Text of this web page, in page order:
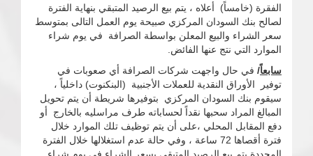
الفقرة (خامساً) أعلاه ، يتم بيع الرصيد المتبقي بنهاية الفترة
لصالح بنك السودان المركزي صبيحة يوم العمل التالى بمتوسط
سعر الشراء والبيع المعلن بواسطة الصرافة في يوم شراء
الموارد التي نتج عنها الفائض.
سابعاً/ في حال واجهت شركات الصرافة أي صعوبات في
توفير الأوراق النقدية للعملات الأجنبية (البنكنوت) داخلياً ،
سيقوم بنك السودان المركزي بتوفيرها شريطة أن يتم تحويل
المبالغ المراد سحبها نقداً لحساباته طرف مراسليه بالخارج أو
دفع المقابل المحلي ،على أن يتم توظيف تلك الموارد خلال
فترة أقصاها 72 ساعة ، وفي حالة عدم استغلالها خلال الفترة